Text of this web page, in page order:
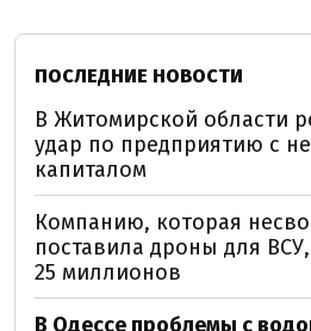
ПОСЛЕДНИЕ НОВОСТИ
В Житомирской области
удар по предприятию с
капиталом
Компанию, которая
поставила дроны для
25 миллионов
В Одессе проблемы с